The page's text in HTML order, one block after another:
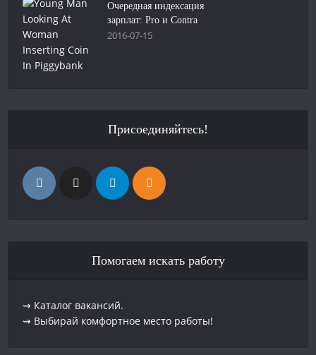
Очередная индексация
зарплат: Pro и Contra
2016-07-15
Присоединяйтесь!
Помогаем искать работу
⇝ Каталог вакансий.
⇝ Выбирай комфортное место работы!